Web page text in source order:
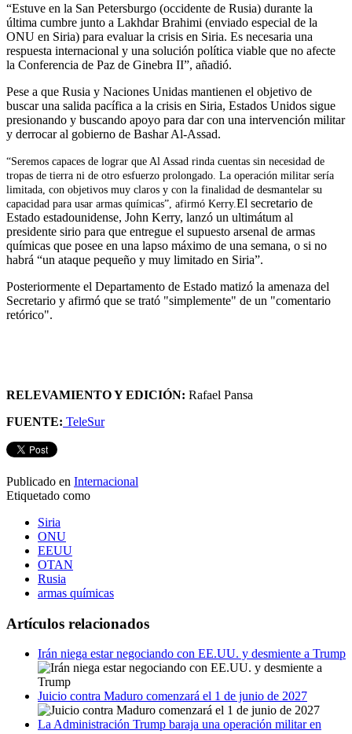
“Estuve en la San Petersburgo (occidente de Rusia) durante la
última cumbre junto a Lakhdar Brahimi (enviado especial de la
ONU en Siria) para evaluar la crisis en Siria. Es necesaria una
respuesta internacional y una solución política viable que no afecte
la Conferencia de Paz de Ginebra II”, añadió.
Pese a que Rusia y Naciones Unidas mantienen el objetivo de
buscar una salida pacífica a la crisis en Siria, Estados Unidos sigue
presionando y buscando apoyo para dar con una intervención militar
y derrocar al gobierno de Bashar Al-Assad.
“Seremos capaces de lograr que Al Assad rinda cuentas sin necesidad de
tropas de tierra ni de otro esfuerzo prolongado. La operación militar sería
limitada, con objetivos muy claros y con la finalidad de desmantelar su
capacidad para usar armas químicas”, afirmó Kerry. El secretario de
Estado estadounidense, John Kerry, lanzó un ultimátum al
presidente sirio para que entregue el supuesto arsenal de armas
químicas que posee en una lapso máximo de una semana, o si no
habrá “un ataque pequeño y muy limitado en Siria”.
Posteriormente el Departamento de Estado matizó la amenaza del
Secretario y afirmó que se trató "simplemente" de un "comentario
retórico".
RELEVAMIENTO Y EDICIÓN: Rafael Pansa
FUENTE: TeleSur
Publicado en Internacional
Etiquetado como
Siria
ONU
EEUU
OTAN
Rusia
armas químicas
Artículos relacionados
Irán niega estar negociando con EE.UU. y desmiente a Trump
Juicio contra Maduro comenzará el 1 de junio de 2027
La Administración Trump baraja una operación militar en